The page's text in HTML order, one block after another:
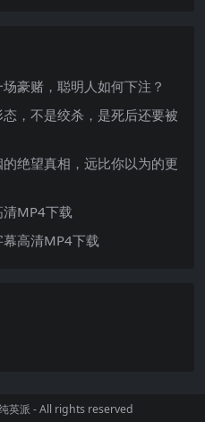
豪赌，聪明人如何下注？
，不是绞杀，是死后还要被
绝望真相，远比你以为的更
MP4下载
高清MP4下载
英派 - All rights reserved